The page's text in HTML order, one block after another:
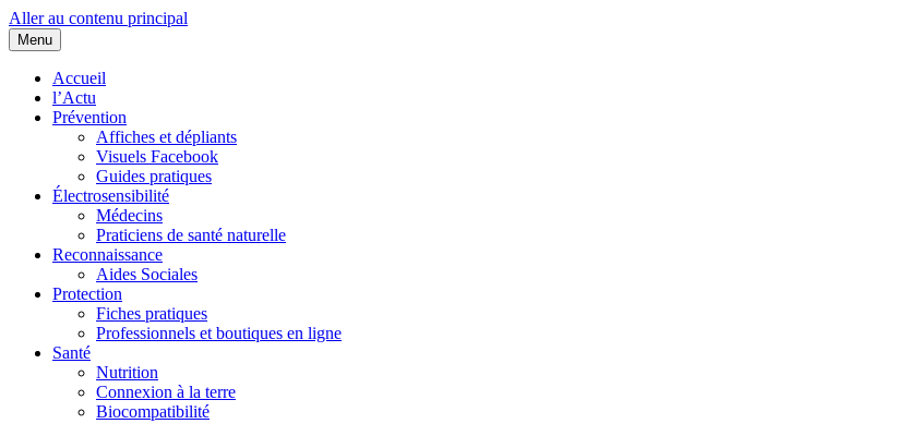
Aller au contenu principal
Cœurs d'EHS
Association d'Êtres Humains Sensibles et Solidaires pour une entraide collaborative.
Menu
Accueil
l’Actu
Prévention
Affiches et dépliants
Visuels Facebook
Guides pratiques
Électrosensibilité
Médecins
Praticiens de santé naturelle
Reconnaissance
Aides Sociales
Protection
Fiches pratiques
Professionnels et boutiques en ligne
Santé
Nutrition
Connexion à la terre
Biocompatibilité